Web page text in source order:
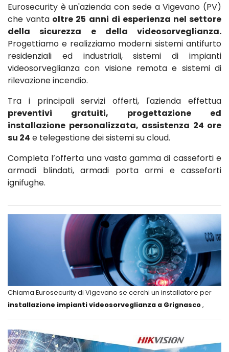
Eurosecurity è un'azienda con sede a Vigevano (PV)
che vanta oltre 25 anni di esperienza nel settore
della sicurezza e della videosorveglianza.
Progettiamo e realizziamo moderni sistemi antifurto
residenziali ed industriali, sistemi di impianti
videosorveglianza con visione remota e sistemi di
rilevazione incendio.
Tra i principali servizi offerti, l'azienda effettua
preventivi gratuiti, progettazione ed
installazione personalizzata, assistenza 24 ore
su 24 e telegestione dei sistemi su cloud.
Completa l’offerta una vasta gamma di casseforti e
armadi blindati, armadi porta armi e casseforti
ignifughe.
Chiama Eurosecurity di Vigevano se cerchi un installatore per
installazione impianti videosorveglianza a Grignasco,